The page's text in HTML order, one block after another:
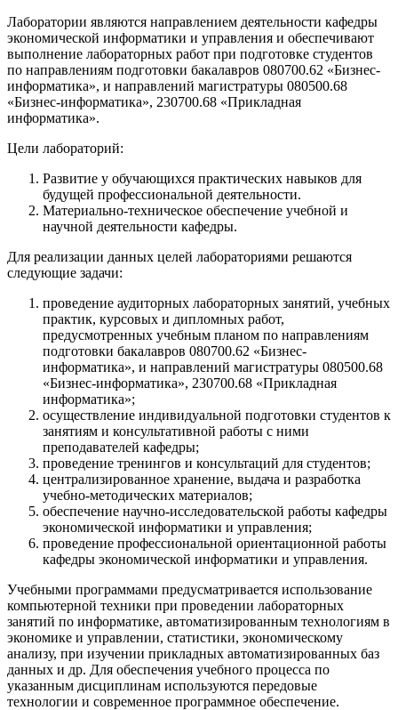
Лаборатории являются направлением деятельности кафедры
экономической информатики и управления и обеспечивают
выполнение лабораторных работ при подготовке студентов
по направлениям подготовки бакалавров 080700.62 «Бизнес-
информатика», и направлений магистратуры 080500.68
«Бизнес-информатика», 230700.68 «Прикладная
информатика».
Цели лабораторий:
Развитие у обучающихся практических навыков для
будущей профессиональной деятельности.
Материально-техническое обеспечение учебной и
научной деятельности кафедры.
Для реализации данных целей лабораториями решаются
следующие задачи:
проведение аудиторных лабораторных занятий, учебных
практик, курсовых и дипломных работ,
предусмотренных учебным планом по направлениям
подготовки бакалавров 080700.62 «Бизнес-
информатика», и направлений магистратуры 080500.68
«Бизнес-информатика», 230700.68 «Прикладная
информатика»;
осуществление индивидуальной подготовки студентов к
занятиям и консультативной работы с ними
преподавателей кафедры;
проведение тренингов и консультаций для студентов;
централизированное хранение, выдача и разработка
учебно-методических материалов;
обеспечение научно-исследовательской работы кафедры
экономической информатики и управления;
проведение профессиональной ориентационной работы
кафедры экономической информатики и управления.
Учебными программами предусматривается использование
компьютерной техники при проведении лабораторных
занятий по информатике, автоматизированным технологиям в
экономике и управлении, статистики, экономическому
анализу, при изучении прикладных автоматизированных баз
данных и др. Для обеспечения учебного процесса по
указанным дисциплинам используются передовые
технологии и современное программное обеспечение.